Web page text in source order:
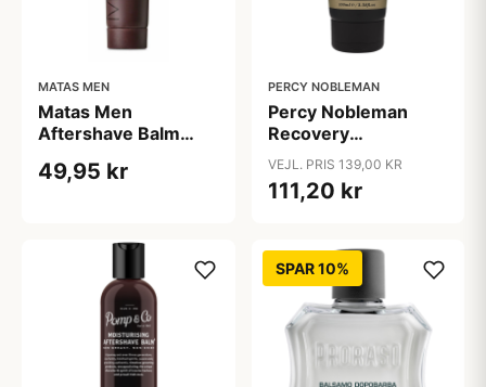
MATAS MEN
Matas Men
Aftershave Balm
49,95 kr
PERCY NOBLEMAN
Percy Nobleman
Recovery
Aftershave Balm
(100 ml)
VEJL. PRIS 139,00 KR
111,20 kr
SPAR 10%